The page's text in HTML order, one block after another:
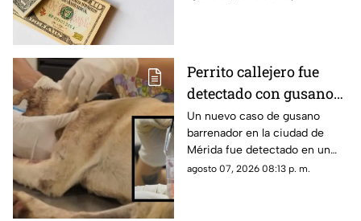
Perrito callejero fue
detectado con gusano
barrenador en Mérida;
así fue rescatado
Un nuevo caso de gusano
barrenador en la ciudad de
Mérida fue detectado en un
perrito callejero, el cual fue
agosto 07, 2026 08:13 p. m.